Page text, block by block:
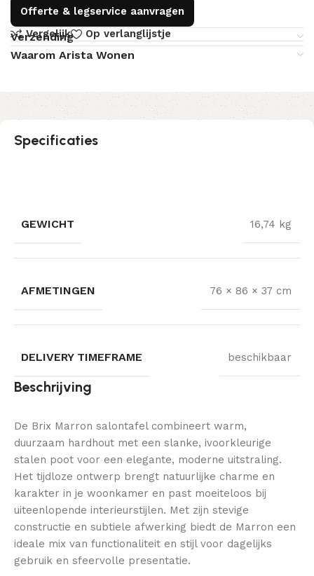
Offerte & legservice aanvragen
Vergelijk
Op verlanglijstje
Verzending
Waarom Arista Wonen
Specificaties
GEWICHT 16,74 kg
AFMETINGEN 76 × 86 × 37 cm
DELIVERY TIMEFRAME beschikbaar
Beschrijving
De Brix Marron salontafel combineert warm,
duurzaam hardhout met een slanke, ivoorkleurige
stalen poot voor een elegante, moderne uitstraling.
Het tijdloze ontwerp brengt natuurlijke charme en
karakter in je woonkamer en past moeiteloos bij
uiteenlopende interieurstijlen. Met zijn stevige
constructie en subtiele afwerking biedt de Marron een
ideale mix van functionaliteit en stijl voor dagelijks
gebruik en sfeervolle presentatie.